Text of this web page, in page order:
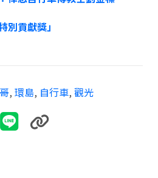
別貢獻獎」
, 環島, 自行車, 觀光